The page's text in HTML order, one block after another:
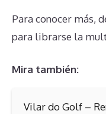
Para conocer más,
para librarse la
Mira también:
Vilar do Golf –